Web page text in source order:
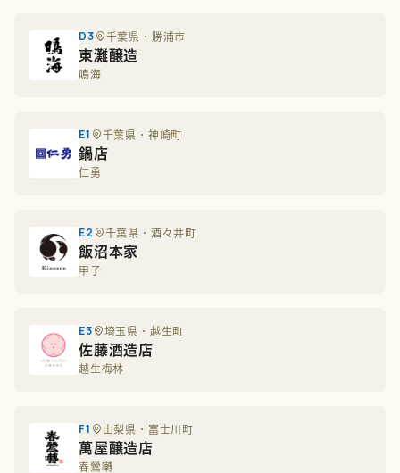
D3 千葉県・勝浦市
東灘醸造
鳴海
E1 千葉県・神崎町
鍋店
仁勇
E2 千葉県・酒々井町
飯沼本家
甲子
E3 埼玉県・越生町
佐藤酒造店
越生梅林
F1 山梨県・富士川町
萬屋醸造店
春鶯囀